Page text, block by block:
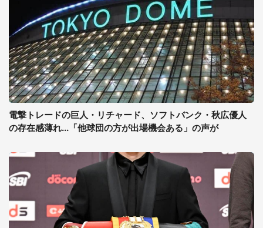
電撃トレードの巨人・リチャード、ソフトバンク・秋広優人
の存在感薄れ...「他球団の方が出場機会ある」の声が